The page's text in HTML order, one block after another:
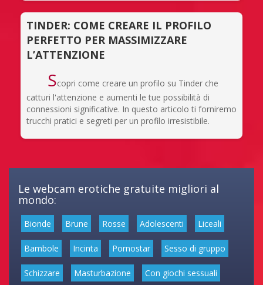
TINDER: COME CREARE IL PROFILO
PERFETTO PER MASSIMIZZARE
L’ATTENZIONE
Scopri come creare un profilo su Tinder che
catturi l'attenzione e aumenti le tue possibilità di
connessioni significative. In questo articolo ti forniremo
trucchi pratici e segreti per un profilo irresistibile.
Le webcam erotiche gratuite migliori al
mondo:
Bionde Brune Rosse Adolescenti Liceali
Bambole Incinta Pornostar Sesso di gruppo
Schizzare Masturbazione Con giochi sessuali